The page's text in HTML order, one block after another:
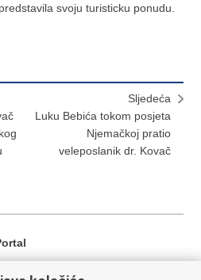
svoju turisticku ponudu.
Sljedeća
Luku Bebića tokom posjeta
Njemačkoj pratio
veleposlanik dr. Kovač